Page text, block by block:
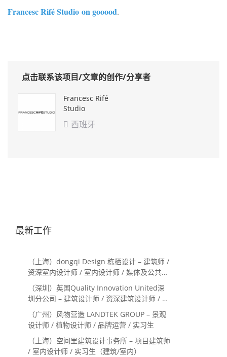
Francesc Rifé Studio on gooood.
点击联系该项目/文章的创作/分享者
Francesc Rifé
Studio
 西班牙
最新工作
（上海）dongqi Design 栋栖设计 – 建筑师 /
资深室内设计师 / 室内设计师 / 媒体及公共关
系主管 / 设计实习生（常年招聘）
（深圳）英国Quality Innovation United深
圳分公司 – 建筑设计师 / 资深建筑设计师 / 室
内设计师 / 设计实习生
（广州）风物营造 LANDTEK GROUP – 景观
设计师 / 植物设计师 / 品牌运营 / 实习生
（上海）空间里建筑设计事务所 – 项目建筑师
/ 室内设计师 / 实习生（建筑/室内）